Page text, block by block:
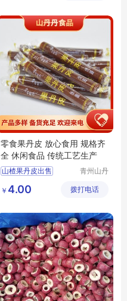
冻干山楂食品生产
零食果丹皮 放心食用 规格齐
全 休闲食品 传统工艺生产
山楂果丹皮出售
山楂果丹皮
果丹皮厂家
青州山丹
限公司
￥ 4.00 拨打电话